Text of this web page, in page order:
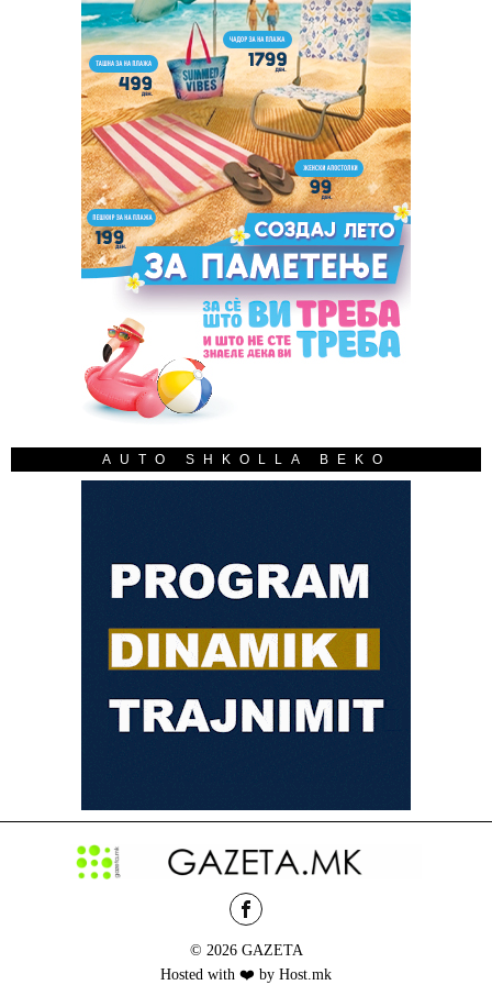
AUTO SHKOLLA BEKO
© 2026 GAZETA
Hosted with ❤️ by Host.mk